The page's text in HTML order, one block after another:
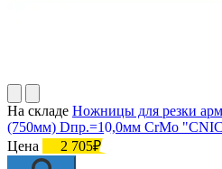
На складе Ножницы для резки
(750мм) Dпр.=10,0мм CrMo
Цена
2 705₽